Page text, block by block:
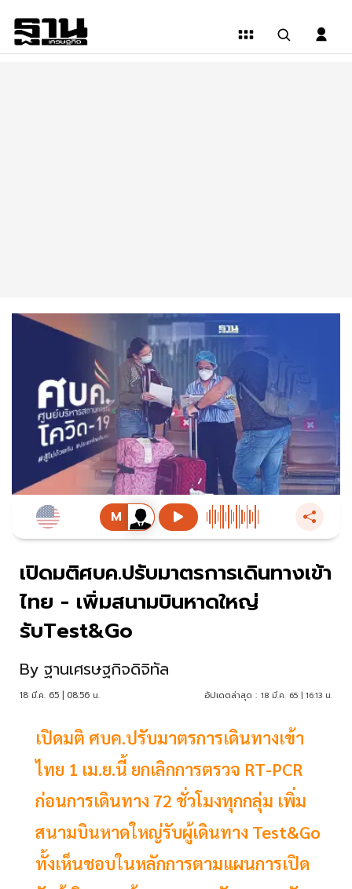
เปิดมติศบค.ปรับมาตรการเดินทางเข้า
ไทย - เพิ่มสนามบินหาดใหญ่
รับTest&Go
By ฐานเศรษฐกิจดิจิทัล
18 มี.ค. 65 | 08:56 น. อัปเดตล่าสุด : 18 มี.ค. 65 | 16:13 น.
เปิดมติ ศบค.ปรับมาตรการเดินทางเข้า
ไทย 1 เม.ย.นี้ ยกเลิกการตรวจ RT-PCR
ก่อนการเดินทาง 72 ชั่วโมงทุกกลุ่ม เพิ่ม
สนามบินหาดใหญ่รับผู้เดินทาง Test&Go
ทั้งเห็นชอบในหลักการตามแผนการเปิด